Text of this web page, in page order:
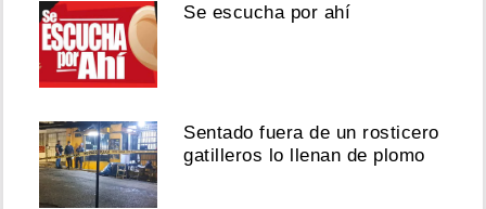
Se escucha por ahí
Sentado fuera de un rosticero
gatilleros lo llenan de plomo